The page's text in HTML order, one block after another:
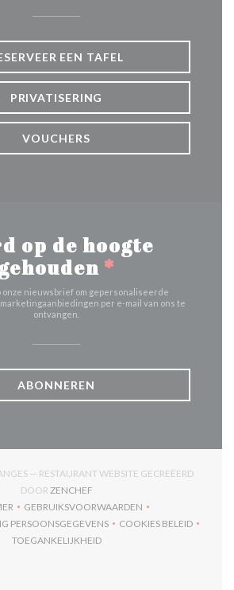
EEN TAFEL
PRIVATISERING
VOUCHERS
op de hoogte
gehouden *
onze nieuwsbrief om gepersonaliseerde
per e-mail van ons te
ontvangen.
ABONNEREN
— RESTAURANT WEBSITE GECREËERD
DOOR ZENCHEF((OPENT IN EEN NIEUW
IN EEN NIEUW VENSTER))
GEBRUIKSVOORWAARDEN
((OPENT IN EEN NIEUW
PERSOONSGEGEVENS
((OPENT IN EEN NIEUW VENSTER))
COOKIES BELEID
((OPENT IN EEN
TOEGANKELIJKHEID
((OPENT IN EEN NIEUW VENSTER))